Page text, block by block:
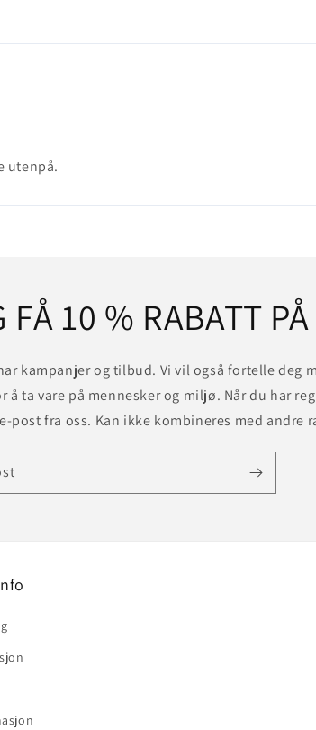
utenpå.
FÅ 10 % RABATT
kampanjer og tilbud. Vi vil også fortelle deg
å ta vare på mennesker og miljø. Når du har
post fra oss. Kan ikke kombineres med andre